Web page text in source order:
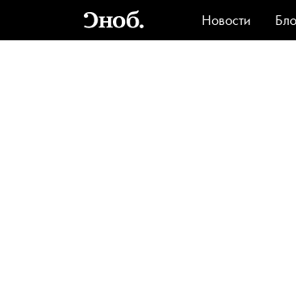
Новости